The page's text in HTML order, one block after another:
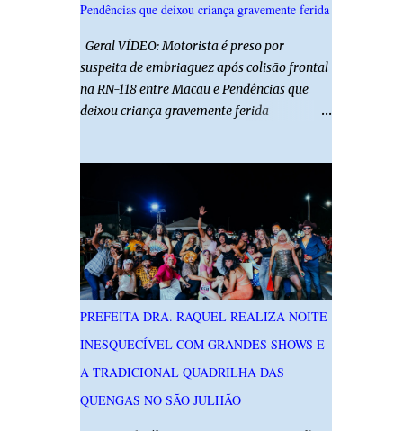
Pendências que deixou criança gravemente ferida
Geral VÍDEO: Motorista é preso por
suspeita de embriaguez após colisão frontal
na RN-118 entre Macau e Pendências que
deixou criança gravemente ferida
embriagado após um acidente que deixou
uma criança de 11 anos gravemente ferida
na manhã deste sábado (1º), na RN-118,
entre Macau e Pendências. Segundo a Polícia
Militar, dois carros que seguiam em sentidos
opostos bateram de frente. Um dos
condutores apresentava sinais de
embriaguez, foi levado ao Hospital Regional
Tarcísio Maia, em Mossoró, e autuado em
flagrante. O exame pericial para confirmar a
presença de álcool no organismo está em
PREFEITA DRA. RAQUEL REALIZA NOITE
INESQUECÍVEL COM GRANDES SHOWS E
A TRADICIONAL QUADRILHA DAS
QUENGAS NO SÃO JULHÃO